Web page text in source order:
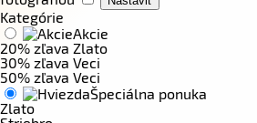
Kategórie
Akcie
20% zľava Zlato
30% zľava Veci
50% zľava Veci
Špeciálna ponuka
Zlato